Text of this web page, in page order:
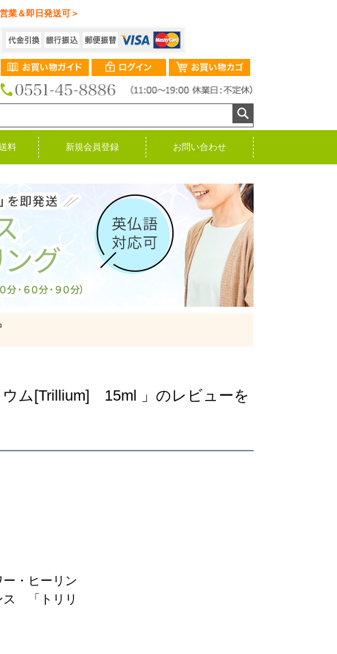
業＆即日発送可＞
料 新規会員登録 お問い合わせ
ム[Trillium] 15ml 」のレビューを
・ヒーリン
ス 「トリリ